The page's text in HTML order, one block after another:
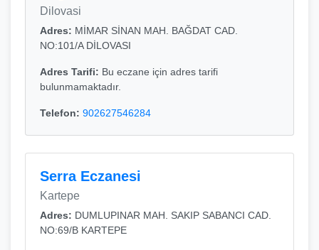
Dilovasi
Adres: MİMAR SİNAN MAH. BAĞDAT CAD.
NO:101/A DİLOVASI
Adres Tarifi: Bu eczane için adres tarifi
bulunmamaktadır.
Telefon: 902627546284
Serra Eczanesi
Kartepe
Adres: DUMLUPINAR MAH. SAKIP SABANCI CAD.
NO:69/B KARTEPE